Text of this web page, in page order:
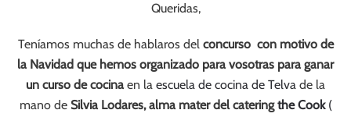
Queridas,
Teníamos muchas de hablaros del concurso con motivo de
la Navidad que hemos organizado para vosotras para ganar
un curso de cocinaen la escuela de cocina de Telva de la
mano de Silvia Lodares, alma mater del cateringthe Cook(